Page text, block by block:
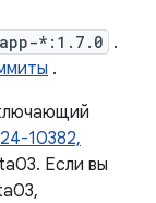
*:1.7.0 .
.
10382,
Если вы